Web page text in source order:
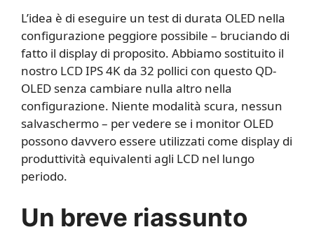
L’idea è di eseguire un test di durata OLED nella
configurazione peggiore possibile – bruciando di
fatto il display di proposito. Abbiamo sostituito il
nostro LCD IPS 4K da 32 pollici con questo QD-
OLED senza cambiare nulla altro nella
configurazione. Niente modalità scura, nessun
salvaschermo – per vedere se i monitor OLED
possono davvero essere utilizzati come display di
produttività equivalenti agli LCD nel lungo
periodo.
Un breve riassunto